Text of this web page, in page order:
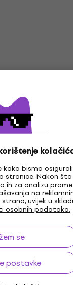
bismo osigurali
stranice. Nakon
ih za analizu
na
uvijek u
osobnih podataka.
se
postavke